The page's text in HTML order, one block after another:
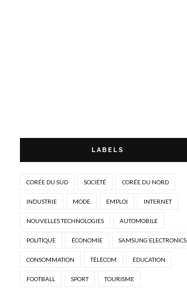
LABELS
CORÉE DU SUD SOCIÉTÉ CORÉE DU NORD
INDUSTRIE MODE EMPLOI INTERNET
NOUVELLES TECHNOLOGIES AUTOMOBILE
POLITIQUE ÉCONOMIE SAMSUNG ELECTRONICS
CONSOMMATION TÉLÉCOM ÉDUCATION
FOOTBALL SPORT TOURISME